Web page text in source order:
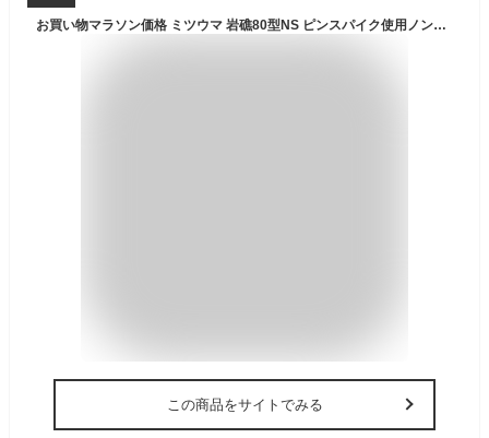
お買い物マラソン価格 ミツウマ 岩礁80型NS ピンスパイク使用ノンスリップソール長靴
この商品をサイトでみる